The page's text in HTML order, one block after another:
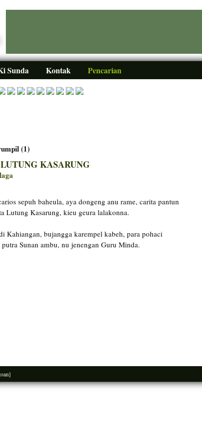
Sunda Kontak Pencarian
(1)
KASARUNG
sepuh baheula, aya dongeng anu rame, carita pantun
Lutung Kasarung, kieu geura lalakonna.
Kahiangan, bujangga karempel kabeh, para pohaci
Sunan ambu, nu jenengan Guru Minda.